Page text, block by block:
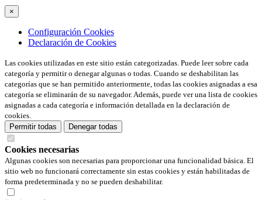
×
Configuración Cookies
Declaración de Cookies
Las cookies utilizadas en este sitio están categorizadas. Puede leer sobre cada
categoría y permitir o denegar algunas o todas. Cuando se deshabilitan las
categorías que se han permitido anteriormente, todas las cookies asignadas a esa
categoría se eliminarán de su navegador. Además, puede ver una lista de cookies
asignadas a cada categoría e información detallada en la declaración de
cookies.
Permitir todas
Denegar todas
Cookies necesarias
Algunas cookies son necesarias para proporcionar una funcionalidad básica. El
sitio web no funcionará correctamente sin estas cookies y están habilitadas de
forma predeterminada y no se pueden deshabilitar.